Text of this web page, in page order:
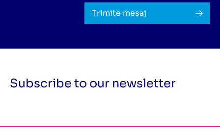
Trimite mesaj
Subscribe to our newsletter